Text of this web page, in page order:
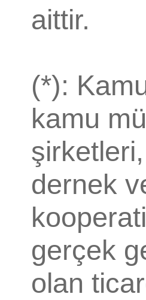
aittir.
(*):
kamu
dernek
gerçek
olan